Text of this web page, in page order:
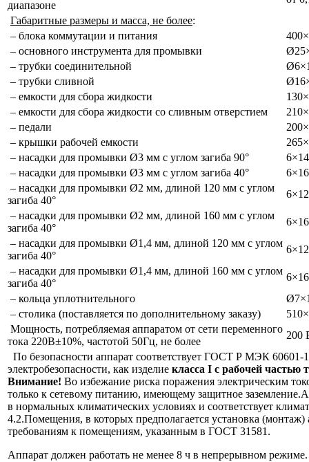
диапазоне
Габаритные размеры и масса, не более:
– блока коммутации и питания
– основного инструмента для промывки
– трубки соединительной
– трубки сливной
– емкости для сбора жидкости
– емкости для сбора жидкости со сливным отверстием
– педали
– крышки рабочей емкости
– насадки для промывки Ø3 мм с углом загиба 90°
– насадки для промывки Ø3 мм с углом загиба 40°
– насадки для промывки Ø2 мм, длиной 120 мм с углом
загиба 40°
– насадки для промывки Ø2 мм, длиной 160 мм с углом
загиба 40°
– насадки для промывки Ø1,4 мм, длиной 120 мм с углом
загиба 40°
– насадки для промывки Ø1,4 мм, длиной 160 мм с углом
загиба 40°
– кольца уплотнительного
– столика (поставляется по дополнительному заказу)
Мощность, потребляемая аппаратом от сети переменного
тока 220В±10%, частотой 50Гц, не более
200
По безопасности аппарат соответствует ГОСТ Р МЭК 60601-
электробезопасности, как изделие класса I с рабочей частью
Внимание! Во избежание риска поражения электрическим
только к сетевому питанию, имеющему защитное
в нормальных климатических условиях и соответствует
4.2.Помещения, в которых предполагается установка (монтаж)
требованиям к помещениям, указанным в ГОСТ 31581.
Аппарат должен работать не менее 8 ч в непрерывном режиме.